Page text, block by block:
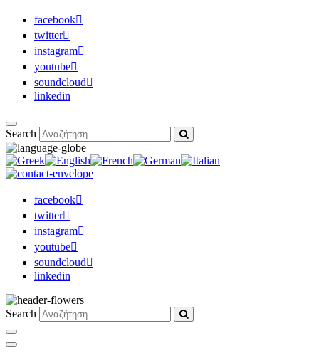
facebook
twitter
instagram
youtube
soundcloud
linkedin
Search
facebook
twitter
instagram
youtube
soundcloud
linkedin
Search